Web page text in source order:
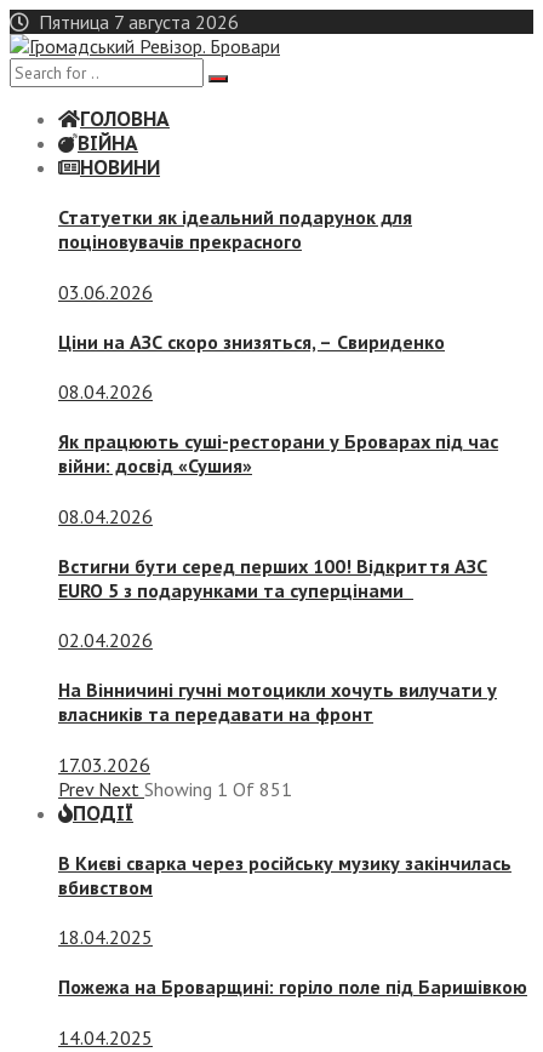
Skip
to
content
Пятница 7 августа 2026
ГОЛОВНА
ВІЙНА
НОВИНИ
Статуетки як ідеальний подарунок для
поціновувачів прекрасного
03.06.2026
Ціни на АЗС скоро знизяться, – Свириденко
08.04.2026
Як працюють суші-ресторани у Броварах під час
війни: досвід «Сушия»
08.04.2026
Встигни бути серед перших 100! Відкриття АЗС
EURO 5 з подарунками та суперцінами
02.04.2026
На Вінничині гучні мотоцикли хочуть вилучати у
власників та передавати на фронт
17.03.2026
Prev Next Showing 1 Of 851
ПОДІЇ
В Києві сварка через російську музику закінчилась
вбивством
18.04.2025
Пожежа на Броварщині: горіло поле під Баришівкою
14.04.2025